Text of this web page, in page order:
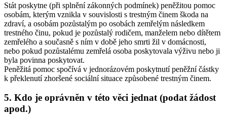
Stát poskytne (při splnění zákonných podmínek) peněžitou pomoc
osobám, kterým vznikla v souvislosti s trestným činem škoda na
zdraví, a osobám pozůstalým po osobách zemřelým následkem
trestného činu, pokud je pozůstalý rodičem, manželem nebo dítětem
zemřelého a současně s ním v době jeho smrti žil v domácnosti,
nebo pokud pozůstalému zemřelá osoba poskytovala výživu nebo ji
byla povinna poskytovat.
Peněžitá pomoc spočívá v jednorázovém poskytnutí peněžní částky
k překlenutí zhoršené sociální situace způsobené trestným činem.
5. Kdo je oprávněn v této věci jednat (podat žádost
apod.)